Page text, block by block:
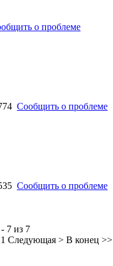
о проблеме
Сообщить о проблеме
Сообщить о проблеме
7 из 7
1 Следующая > В конец >>